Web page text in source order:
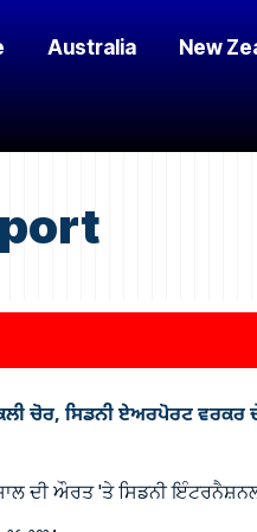
Australia New
ਚੋਰ, ਸਿਡਨੀ ਏਅਰਪੋਰਟ ਵਰਕਰ
ਦੀ ਔਰਤ 'ਤੇ ਸਿਡਨੀ